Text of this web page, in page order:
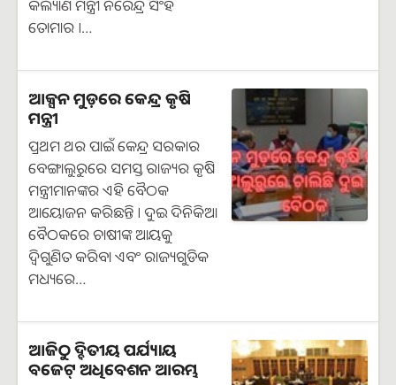
କଲ୍ୟାଣ ମନ୍ତ୍ରୀ ନରେନ୍ଦ୍ର ସିଂହ
ତୋମାର ।…
ଆକ୍ସନ ମୁଡ଼ରେ କେନ୍ଦ୍ର କୃଷି
ମନ୍ତ୍ରୀ
ପ୍ରଥମ ଥର ପାଇଁ କେନ୍ଦ୍ର ସରକାର
ବେଙ୍ଗାଲୁରୁରେ ସମସ୍ତ ରାଜ୍ୟର କୃଷି
ମନ୍ତ୍ରୀମାନଙ୍କର ଏହି ବୈଠକ
ଆୟୋଜନ କରିଛନ୍ତି । ଦୁଇ ଦିନିକିଆ
ବୈଠକରେ ଚାଷୀଙ୍କ ଆୟକୁ
ଦ୍ୱିଗୁଣିତ କରିବା ଏବଂ ରାଜ୍ୟଗୁଡିକ
ମଧ୍ୟରେ…
ଆଜିଠୁ ଦ୍ବିତୀୟ ପର୍ଯ୍ୟାୟ
ବଜେଟ୍‌ ଅଧିବେଶନ ଆରମ୍ଭ